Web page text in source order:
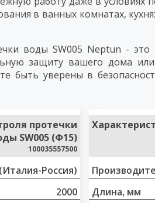
в ванных комнатах,
воды SW005 Neptun - это
защиту вашего дома
быть уверены в
протечки
SW005 (Ф15)
100035557500
Россия)
2000
Длина, мм